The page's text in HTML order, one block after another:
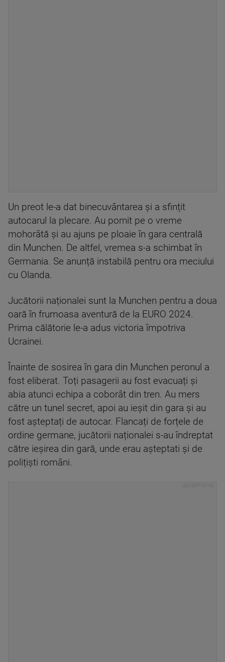
Un preot le-a dat binecuvântarea și a sfințit
autocarul la plecare. Au pornit pe o vreme
mohorâtă și au ajuns pe ploaie în gara centrală
din Munchen. De altfel, vremea s-a schimbat în
Germania. Se anunță instabilă pentru ora meciului
cu Olanda.
Jucătorii naționalei sunt la Munchen pentru a doua
oară în frumoasa aventură de la EURO 2024.
Prima călătorie le-a adus victoria împotriva
Ucrainei.
Înainte de sosirea în gara din Munchen peronul a
fost eliberat. Toți pasagerii au fost evacuați și
abia atunci echipa a coborât din tren. Au mers
către un tunel secret, apoi au ieșit din gara și au
fost așteptați de autocar. Flancați de forțele de
ordine germane, jucătorii naționalei s-au îndreptat
către ieșirea din gară, unde erau așteptati și de
polițiști români.